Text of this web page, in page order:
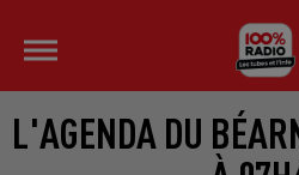
L'AGENDA DU